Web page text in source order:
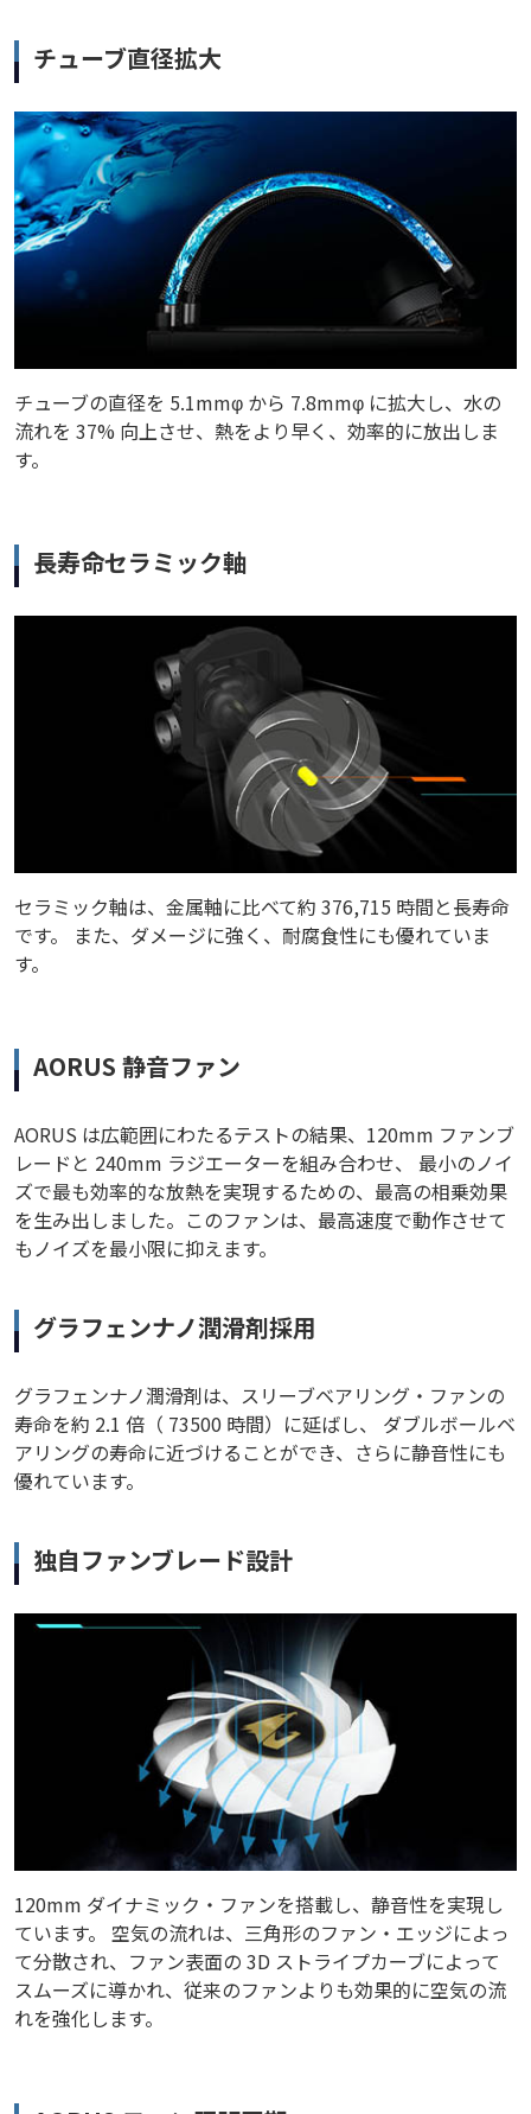
チューブ直径拡大
チューブの直径を 5.1mmφ から 7.8mmφ に拡大し、水の
流れを 37% 向上させ、熱をより早く、効率的に放出しま
す。
長寿命セラミック軸
セラミック軸は、金属軸に比べて約 376,715 時間と長寿命
です。 また、ダメージに強く、耐腐食性にも優れていま
す。
AORUS 静音ファン
AORUS は広範囲にわたるテストの結果、120mm ファンブ
レードと 240mm ラジエーターを組み合わせ、 最小のノイ
ズで最も効率的な放熱を実現するための、最高の相乗効果
を生み出しました。このファンは、最高速度で動作させて
もノイズを最小限に抑えます。
グラフェンナノ潤滑剤採用
グラフェンナノ潤滑剤は、スリーブベアリング・ファンの
寿命を約 2.1 倍（ 73500 時間）に延ばし、 ダブルボールベ
アリングの寿命に近づけることができ、さらに静音性にも
優れています。
独自ファンブレード設計
120mm ダイナミック・ファンを搭載し、静音性を実現し
ています。 空気の流れは、三角形のファン・エッジによっ
て分散され、ファン表面の 3D ストライプカーブによって
スムーズに導かれ、従来のファンよりも効果的に空気の流
れを強化します。